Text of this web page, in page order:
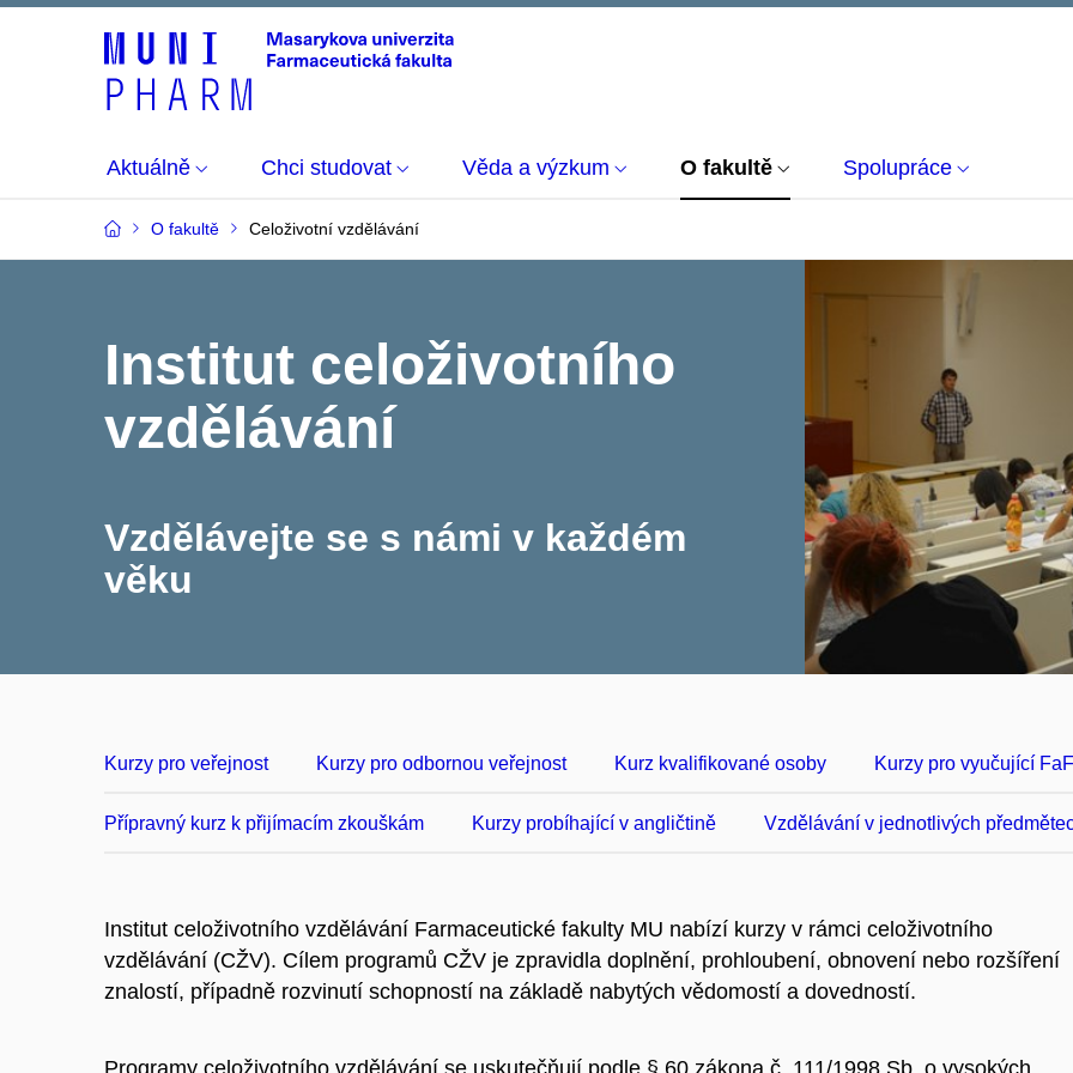
Aktuálně Chci studovat Věda a výzkum O fakultě Spolupráce
O fakultě Celoživotní vzdělávání
Institut celoživotního
vzdělávání
Vzdělávejte se s námi v každém
věku
Kurzy pro veřejnost Kurzy pro odbornou veřejnost Kurz kvalifikované osoby Kurzy pro vyučující FaF
Přípravný kurz k přijímacím zkouškám Kurzy probíhající v angličtině Vzdělávání v jednotlivých
Institut celoživotního vzdělávání Farmaceutické fakulty MU nabízí kurzy v rámci celoživotního
vzdělávání (CŽV). Cílem programů CŽV je zpravidla doplnění, prohloubení, obnovení nebo rozšíření
znalostí, případně rozvinutí schopností na základě nabytých vědomostí a dovedností.
Programy celoživotního vzdělávání se uskutečňují podle § 60 zákona č. 111/1998 Sb. o vysokých